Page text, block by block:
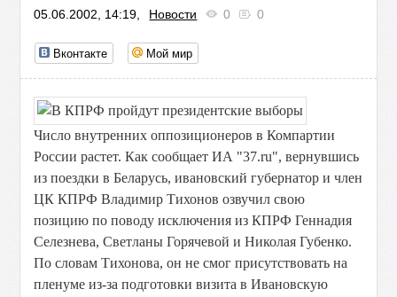
05.06.2002, 14:19, Новости 0 0
Вконтакте Мой мир
Число внутренних оппозиционеров в Компартии
России растет. Как сообщает ИА "37.ru", вернувшись
из поездки в Беларусь, ивановский губернатор и член
ЦК КПРФ Владимир Тихонов озвучил свою
позицию по поводу исключения из КПРФ Геннадия
Селезнева, Светланы Горячевой и Николая Губенко.
По словам Тихонова, он не смог присутствовать на
пленуме из-за подготовки визита в Ивановскую